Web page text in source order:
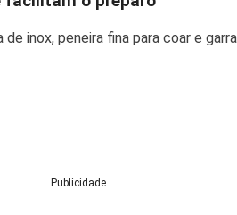
de inox, peneira fina para coar e
Publicidade